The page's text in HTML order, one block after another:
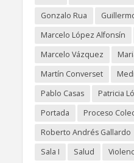
Gonzalo Rua
Marcelo López Alfonsín
Marcelo Vázquez
Martín Converset
Pablo Casas
Patricia
Portada
Proceso
Roberto Andrés Gallardo
Sala I
Salud